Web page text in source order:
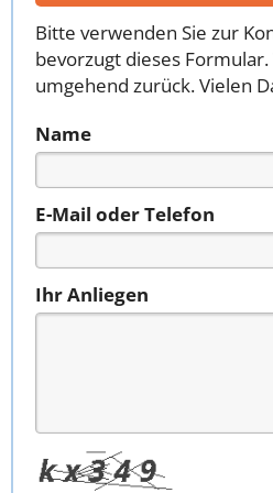
Bitte verwenden Sie zur
bevorzugt dieses
umgehend zurück. Vielen
Name
E-Mail oder Telefon
Ihr Anliegen